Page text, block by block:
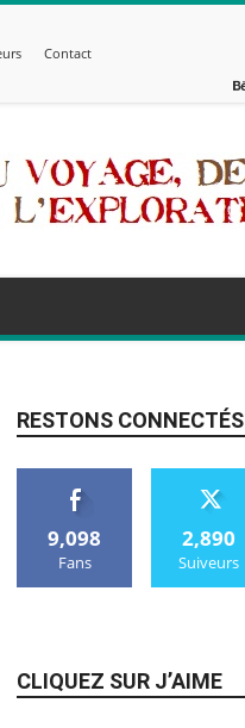
Contact
RESTONS CONNECTÉS
9,098
Fans
2,890
Suiveurs
CLIQUEZ SUR J’AIME